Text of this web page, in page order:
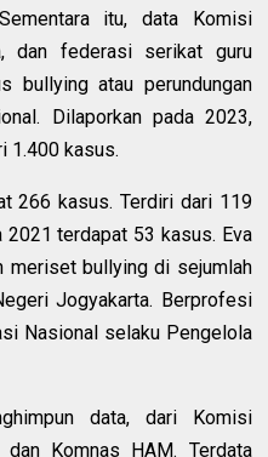
itu, data Komisi
dan federasi serikat guru
bullying atau perundungan
Dilaporkan pada 2023,
1.400 kasus.
266 kasus. Terdiri dari 119
2021 terdapat 53 kasus. Eva
meriset bullying di sejumlah
Jogyakarta. Berprofesi
Nasional selaku Pengelola
data, dari Komisi
dan Komnas HAM. Terdata